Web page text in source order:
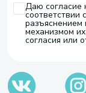
Даю согласие
соответствии с
разъяснением
механизмом
согласия или